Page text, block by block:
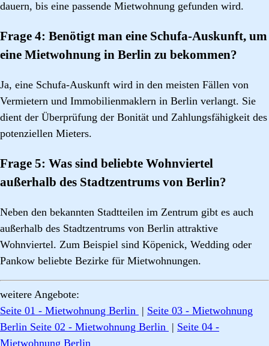
dauern, bis eine passende Mietwohnung gefunden wird.
Frage 4: Benötigt man eine Schufa-Auskunft, um
eine Mietwohnung in Berlin zu bekommen?
Ja, eine Schufa-Auskunft wird in den meisten Fällen von
Vermietern und Immobilienmaklern in Berlin verlangt. Sie
dient der Überprüfung der Bonität und Zahlungsfähigkeit des
potenziellen Mieters.
Frage 5: Was sind beliebte Wohnviertel
außerhalb des Stadtzentrums von Berlin?
Neben den bekannten Stadtteilen im Zentrum gibt es auch
außerhalb des Stadtzentrums von Berlin attraktive
Wohnviertel. Zum Beispiel sind Köpenick, Wedding oder
Pankow beliebte Bezirke für Mietwohnungen.
weitere Angebote:
Seite 01 - Mietwohnung Berlin | Seite 03 - Mietwohnung
Berlin Seite 02 - Mietwohnung Berlin | Seite 04 -
Mietwohnung Berlin